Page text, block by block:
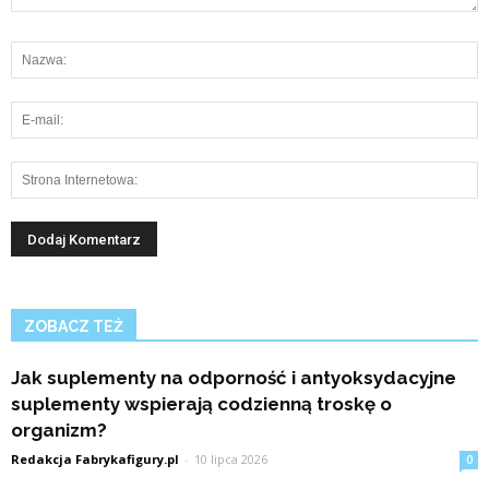
ZOBACZ TEŻ
Jak suplementy na odporność i antyoksydacyjne
suplementy wspierają codzienną troskę o
organizm?
Redakcja Fabrykafigury.pl - 10 lipca 2026 0